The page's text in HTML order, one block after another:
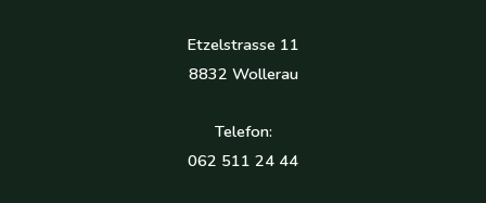
Etzelstrasse 11
8832 Wollerau
Telefon:
062 511 24 44